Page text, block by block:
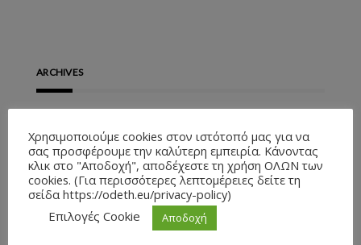
ARCHIVES
June 2026
May 2026
April 2026
March 2026
Χρησιμοποιούμε cookies στον ιστότοπό μας για να
σας προσφέρουμε την καλύτερη εμπειρία. Κάνοντας
κλικ στο "Αποδοχή", αποδέχεστε τη χρήση ΟΛΩΝ των
cookies. (Για περισσότερες λεπτομέρειες δείτε τη
σείδα https://odeth.eu/privacy-policy)
Επιλογές Cookie
Αποδοχή